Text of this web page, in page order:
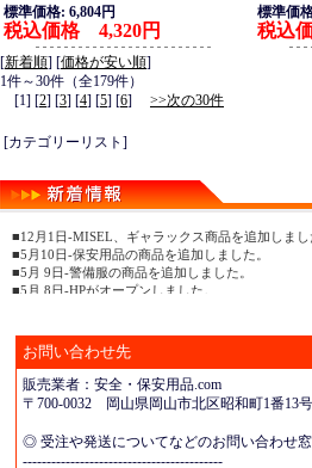
標準価格: 6,804円
税込価格 4,320円
標準価
税込
[新着順] [価格が安い順]
1件～30件（全179件）
[1] [2] [3] [4] [5] [6] >>次の30件
[カテゴリーリスト]
■12月1日-MISEL、ギャラックス商品を追加しまし
■5月10日-保安用品の商品を追加しました。
■5月 9日-警備服の商品を追加しました。
■5月 8日-HPがオープンしました。
お問い合わせ先
販売業者：安全・保安用品.com
〒700-0032 岡山県岡山市北区昭和町1番13号
◎ 受注や発送についてなどのお問い合わせ窓
------------------------------------------